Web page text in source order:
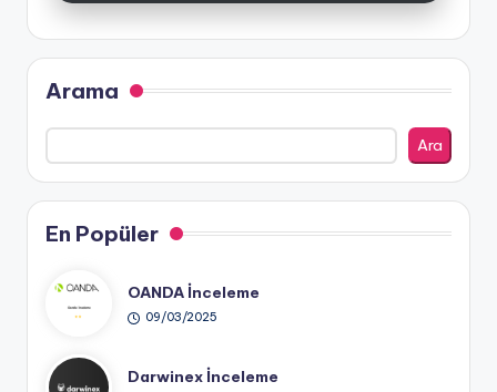
Arama
Ara
En Popüler
OANDA İnceleme
09/03/2025
Darwinex İnceleme